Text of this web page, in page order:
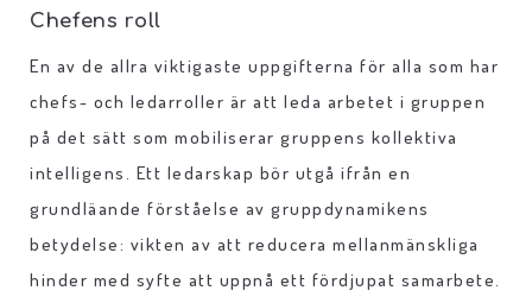
Chefens roll
En av de allra viktigaste uppgifterna för alla som har
chefs- och ledarroller är att leda arbetet i gruppen
på det sätt som mobiliserar gruppens kollektiva
intelligens. Ett ledarskap bör utgå ifrån en
grundläande förståelse av gruppdynamikens
betydelse: vikten av att reducera mellanmänskliga
hinder med syfte att uppnå ett fördjupat samarbete.